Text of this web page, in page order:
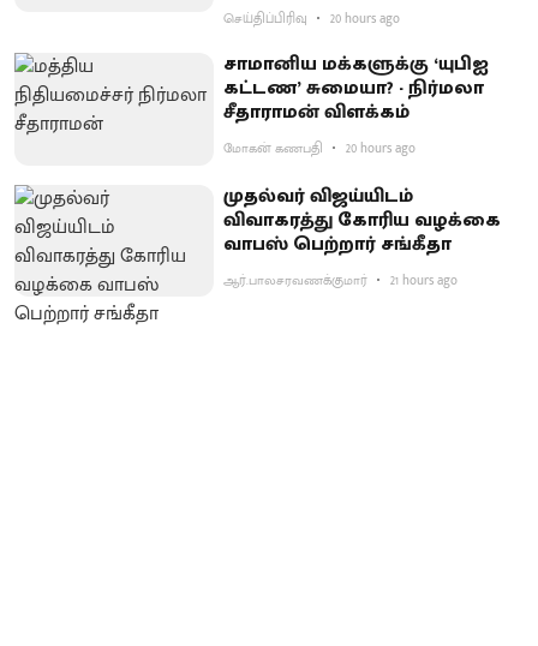
செய்திப்பிரிவு 20 hours ago
சாமானிய மக்களுக்கு ‘யுபிஐ
கட்டண’ சுமையா? - நிர்மலா
சீதாராமன் விளக்கம்
மோகன் கணபதி 20 hours ago
முதல்வர் விஜய்யிடம்
விவாகரத்து கோரிய வழக்கை
வாபஸ் பெற்றார் சங்கீதா
ஆர்.பாலசரவணக்குமார் 21 hours ago